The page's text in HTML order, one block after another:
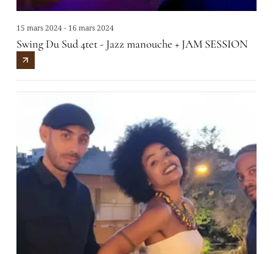
15 mars 2024 - 16 mars 2024
Swing Du Sud 4tet - Jazz manouche + JAM SESSION